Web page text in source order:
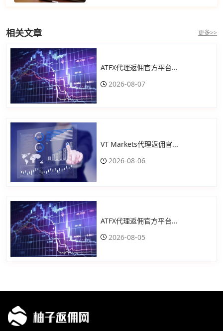
相关文章 更多>>
ATFX代理返佣官方平台...
2026-08-07
VT Markets代理返佣官...
2026-08-06
ATFX代理返佣官方平台...
2026-08-05